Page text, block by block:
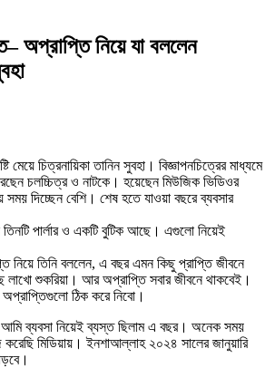
অপ্রাপ্তি নিয়ে যা বললেন
মেয়ে চিত্রনায়িকা তানিন সুবহা। বিজ্ঞাপনচিত্রের মাধ্যমে
চলচ্চিত্র ও নাটকে। হয়েছেন মিউজিক ভিডিওর
দিচ্ছেন বেশি। শেষ হতে যাওয়া বছরে ব্যবসার
তিনটি পার্লার ও একটি বুটিক আছে। এগুলো নিয়েই
নিয়ে তিনি বললেন, এ বছর এমন কিছু প্রাপ্তি জীবনে
শুকরিয়া। আর অপ্রাপ্তি সবার জীবনে থাকবেই।
ঠিক করে নিবো।
ব্যবসা নিয়েই ব্যস্ত ছিলাম এ বছর। অনেক সময়
মিডিয়ায়। ইনশাআল্লাহ ২০২৪ সালের জানুয়ারি